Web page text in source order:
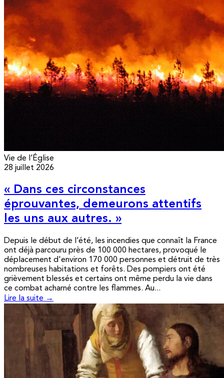
Vie de l’Église
28 juillet 2026
« Dans ces circonstances
éprouvantes, demeurons attentifs
les uns aux autres. »
Depuis le début de l’été, les incendies que connaît la France
ont déjà parcouru près de 100 000 hectares, provoqué le
déplacement d'environ 170 000 personnes et détruit de très
nombreuses habitations et forêts. Des pompiers ont été
grièvement blessés et certains ont même perdu la vie dans
ce combat acharné contre les flammes. Au...
Lire la suite →